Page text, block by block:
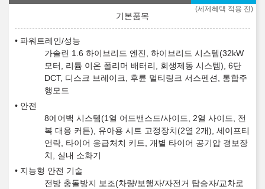
(세제혜택 적용 전)
파워트레인/성능
가솔린 1.6 하이브리드 엔진, 하이브리드 시스템(32kW
모터, 리튬 이온 폴리머 배터리, 회생제동 시스템), 6단
DCT, 디스크 브레이크, 후륜 멀티링크 서스펜션, 통합주
행모드
안전
8에어백 시스템(1열 어드밴스드/사이드, 2열 사이드, 전
복 대응 커튼), 유아용 시트 고정장치(2열 2개), 세이프티
언락, 타이어 응급처치 키트, 개별 타이어 공기압 경보장
치, 실내 소화기
지능형 안전 기술
전방 충돌방지 보조(차량/보행자/자전거 탑승자/교차로